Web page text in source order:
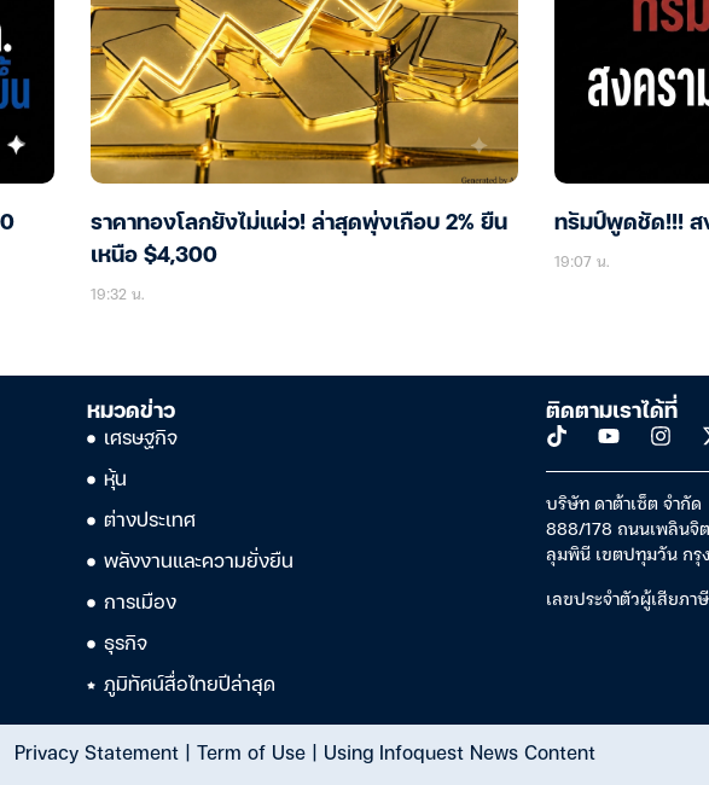
ราคาทองโลกยังไม่แผ่ว! ล่าสุดพุ่งเกือบ 2% ยืน
เหนือ $4,300
19:32 น.
ทรัมป์พูดชัด!!! ส
19:07 น.
หมวดข่าว
เศรษฐกิจ
หุ้น
ต่างประเทศ
พลังงานและความยั่งยืน
การเมือง
ธุรกิจ
ภูมิทัศน์สื่อไทยปีล่าสุด
ติดตามเราได้ที่
บริษัท ดาต้าเซ็ต จำกัด
888/178 ถนนเพลินจิ
ลุมพินี เขตปทุมวัน กรุ
เลขประจำตัวผู้เสียภ
Privacy Statement| Term of Use| Using Infoquest News Content